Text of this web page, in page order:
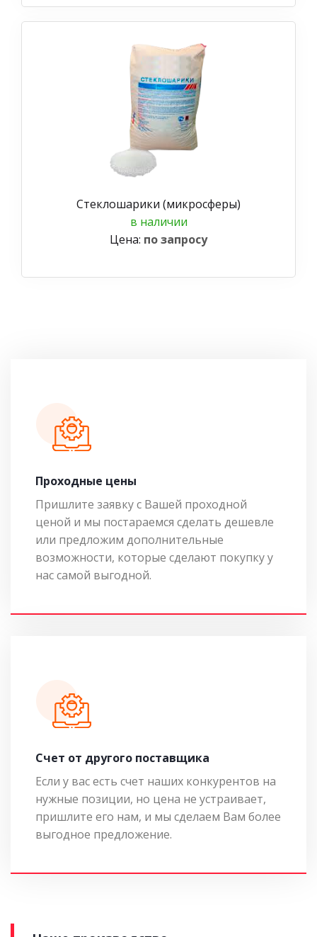
Стеклошарики (микросферы)
в наличии
Цена: по запросу
Проходные цены
Пришлите заявку с Вашей проходной
ценой и мы постараемся сделать дешевле
или предложим дополнительные
возможности, которые сделают покупку у
нас самой выгодной.
Cчет от другого поставщика
Если у вас есть счет наших конкурентов на
нужные позиции, но цена не устраивает,
пришлите его нам, и мы сделаем Вам более
выгодное предложение.